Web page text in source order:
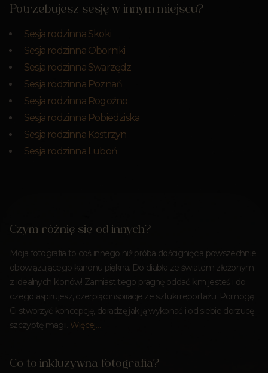
Potrzebujesz sesję w innym miejscu?
Sesja rodzinna Skoki
Sesja rodzinna Oborniki
Sesja rodzinna Swarzędz
Sesja rodzinna Poznań
Sesja rodzinna Rogoźno
Sesja rodzinna Pobiedziska
Sesja rodzinna Kostrzyn
Sesja rodzinna Luboń
Czym różnię się od innych?
Moja fotografia to coś innego niż próba doścignięcia powszechnie
obowiązującego kanonu piękna. Do diabła ze światem złożonym
z idealnych klonów! Zamiast tego pragnę oddać kim jesteś i do
czego aspirujesz, czerpiąc inspiracje ze sztuki reportażu. Pomogę
Ci stworzyć koncepcję, doradzę jak ją wykonać i od siebie dorzucę
szczyptę magii. Więcej…
Co to inkluzywna fotografia?